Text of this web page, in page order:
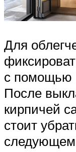
Для
с помощью
После
кирпичей
стоит
следующем